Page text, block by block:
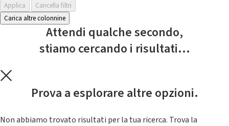
Applica
Cancella filtri
Carica altre colonnine
Attendi qualche secondo,
stiamo cercando i risultati...
Prova a esplorare altre opzioni.
Non abbiamo trovato risultati per la tua ricerca. Trova la